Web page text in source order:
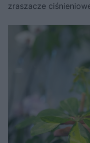
zraszacze